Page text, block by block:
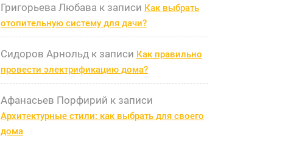
Григорьева Любава к записи Как выбрать
отопительную систему для дачи?
Сидоров Арнольд к записи Как правильно
провести электрификацию дома?
Афанасьев Порфирий к записи
Архитектурные стили: как выбрать для своего
дома